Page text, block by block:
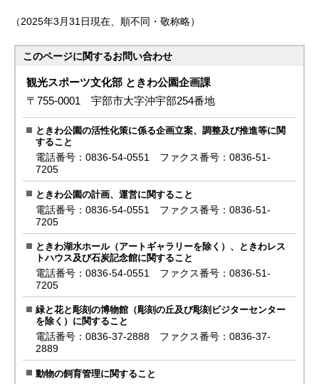
（2025年3月31日現在、順不同・敬称略）
このページに関するお問い合わせ
観光スポーツ文化部 ときわ公園企画課
〒755-0001 宇部市大字沖宇部254番地
ときわ公園の活性化策に係る企画立案、調整及び推進等に関
すること
電話番号：0836-54-0551 ファクス番号：0836-51-
7205
ときわ公園の計画、運営に関すること
電話番号：0836-54-0551 ファクス番号：0836-51-
7205
ときわ湖水ホール（アートギャラリーを除く）、ときわレス
トハウス及び石炭記念館に関すること
電話番号：0836-54-0551 ファクス番号：0836-51-
7205
緑と花と彫刻の博物館（彫刻の丘及び彫刻ビジターセンター
を除く）に関すること
電話番号：0836-37-2888 ファクス番号：0836-37-
2889
動物の飼育管理に関すること